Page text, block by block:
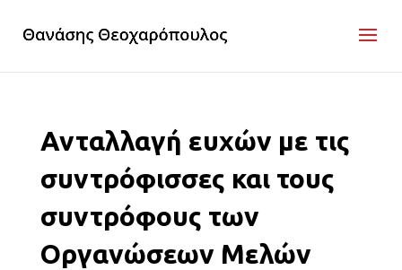
Ανταλλαγή ευχών με τις
συντρόφισσες και τους
συντρόφους των
Οργανώσεων Μελών